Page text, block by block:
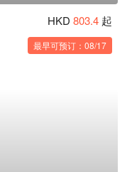
HKD 803.4 起
最早可预订：08/17